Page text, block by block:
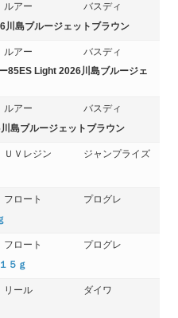
ルアー バスディ
川島ブルージェットブラウン
ルアー バスディ
85ES Light 2026川島ブルージェ
ルアー バスディ
島ブルージェットブラウン
ＵＶレジン ジャンプライズ
フロート プログレ
フロート プログレ
５ｇ
リール ダイワ